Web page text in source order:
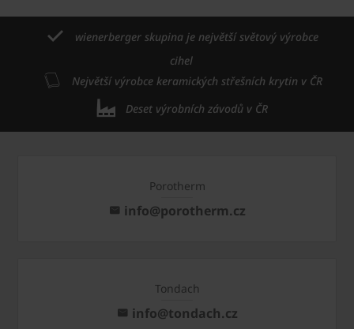
wienerberger skupina je největší světový výrobce
cihel
Největší výrobce keramických střešních krytin v ČR
Deset výrobních závodů v ČR
Porotherm
info@porotherm.cz
Tondach
info@tondach.cz